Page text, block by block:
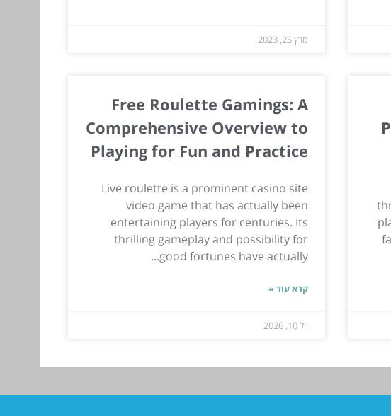
מרץ 25, 2023
Free Roulette Gamings: A
Comprehensive Overview to
Playing for Fun and Practice
Live roulette is a prominent casino site
video game that has actually been
entertaining players for centuries. Its
thrilling gameplay and possibility for
good fortunes have actually...
קרא עוד »
יול 10, 2026